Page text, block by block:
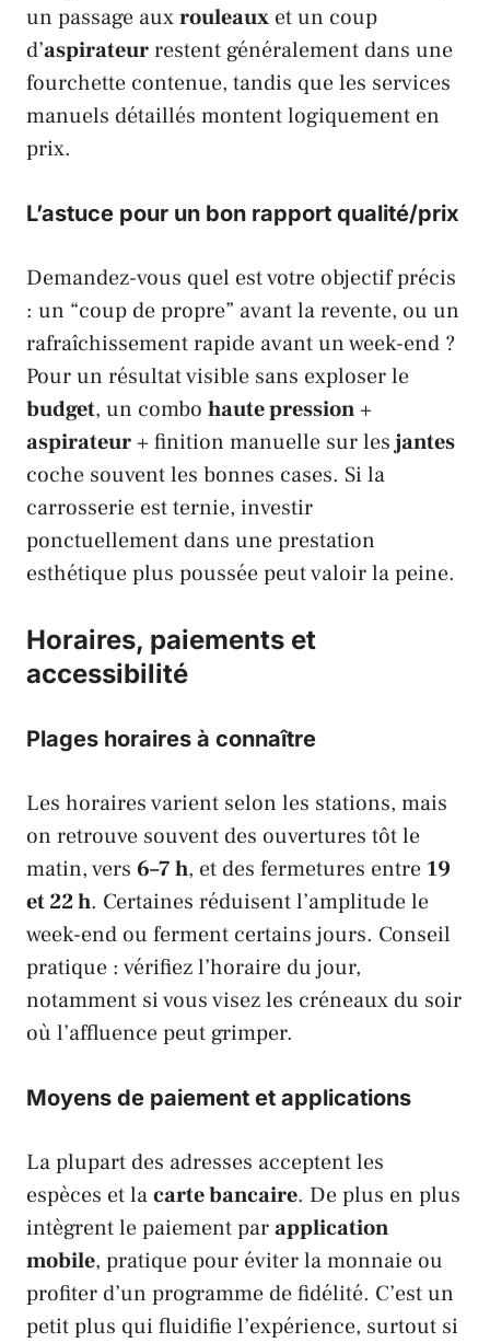
un passage auxrouleaux et un coup
d’aspirateurrestent généralement dans une
fourchette contenue, tandis que les services
manuels détaillés montent logiquement en
prix.
L’astuce pour un bon rapport qualité/prix
Demandez-vous quel est votre objectif précis
: un “coup de propre” avant la revente, ou un
rafraîchissement rapide avant un week-end ?
Pour un résultat visible sans exploser le
budget, un combo haute pression+
aspirateur+ finition manuelle sur les jantes
coche souvent les bonnes cases. Si la
carrosserie est ternie, investir
ponctuellement dans une prestation
esthétique plus poussée peut valoir la peine.
Horaires, paiements et
accessibilité
Plages horaires à connaître
Les horaires varient selon les stations, mais
on retrouve souvent des ouvertures tôt le
matin, vers 6–7 h, et des fermetures entre 19
et 22 h. Certaines réduisent l’amplitude le
week-end ou ferment certains jours. Conseil
pratique : vérifiez l’horaire du jour,
notamment si vous visez les créneaux du soir
où l’affluence peut grimper.
Moyens de paiement et applications
La plupart des adresses acceptent les
espèces et lacarte bancaire. De plus en plus
intègrent le paiement parapplication
mobile, pratique pour éviter la monnaie ou
profiter d’un programme de fidélité. C’est un
petit plus qui fluidifie l’expérience, surtout si